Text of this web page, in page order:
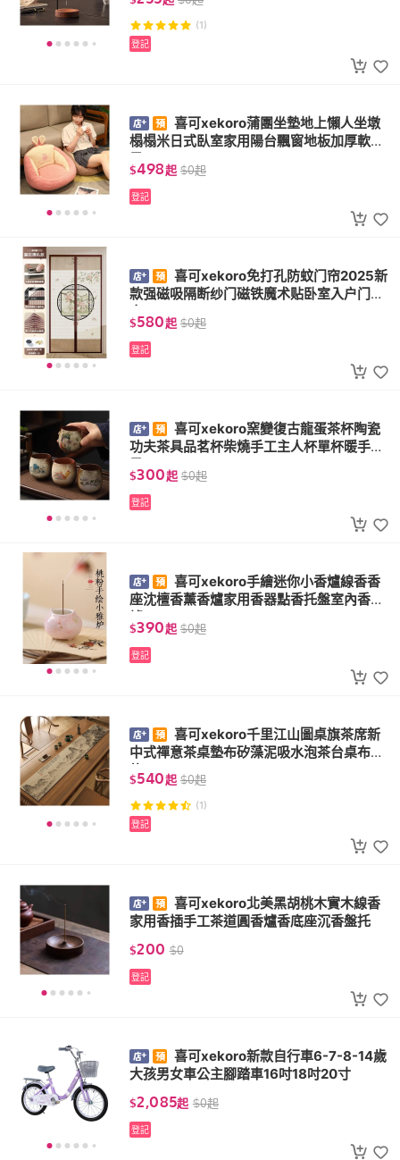
(1)
登記
喜可xekoro蒲團坐墊地上懶人坐墩
榻榻米日式臥室家用陽台飄窗地板加厚軟墊
$498起 $0起
登記
喜可xekoro免打孔防蚊门帘2025新
款强磁吸隔断纱门磁铁魔术贴卧室入户门纱
$580起 $0起
登記
喜可xekoro窯變復古龍蛋茶杯陶瓷
功夫茶具品茗杯柴燒手工主人杯單杯暖手杯
$300起 $0起
登記
喜可xekoro手繪迷你小香爐線香香
座沈檀香薰香爐家用香器點香托盤室內香薰
$390起 $0起
登記
喜可xekoro千里江山圖桌旗茶席新
中式禪意茶桌墊布矽藻泥吸水泡茶台桌布長
條
$540起 $0起
(1)
登記
喜可xekoro北美黑胡桃木實木線香
家用香插手工茶道圓香爐香底座沉香盤托
$200 $0
登記
喜可xekoro新款自行車6-7-8-14歲
大孩男女車公主腳踏車16吋18吋20寸
$2,085起 $0起
登記